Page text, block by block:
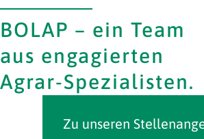
BOLAP – ein Team
aus engagierten
Agrar-Spezialisten.
Zu unseren